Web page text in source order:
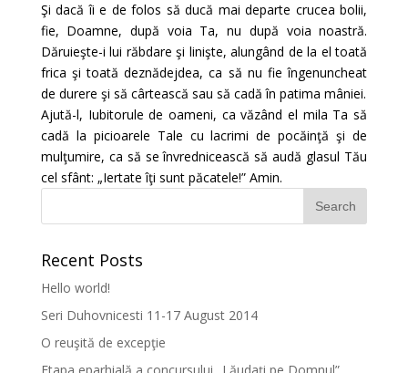
Şi dacă îi e de folos să ducă mai departe cru­cea bolii,
fie, Doamne, după voia Ta, nu după voia noastră.
Dăruieşte-i lui răbdare şi linişte, alungând de la el toată
frica şi toată deznădej­dea, ca să nu fie îngenuncheat
de durere şi să cârtească sau să cadă în patima mâniei.
Ajută-l, Iubitorule de oameni, ca văzând el mila Ta să
cadă la picioarele Tale cu lacrimi de po­căinţă şi de
mulţumire, ca să se învredni­cească să audă glasul Tău
cel sfânt: „Iertate îţi sunt păcatele!” Amin.
Recent Posts
Hello world!
Seri Duhovnicesti 11-17 August 2014
O reuşită de excepţie